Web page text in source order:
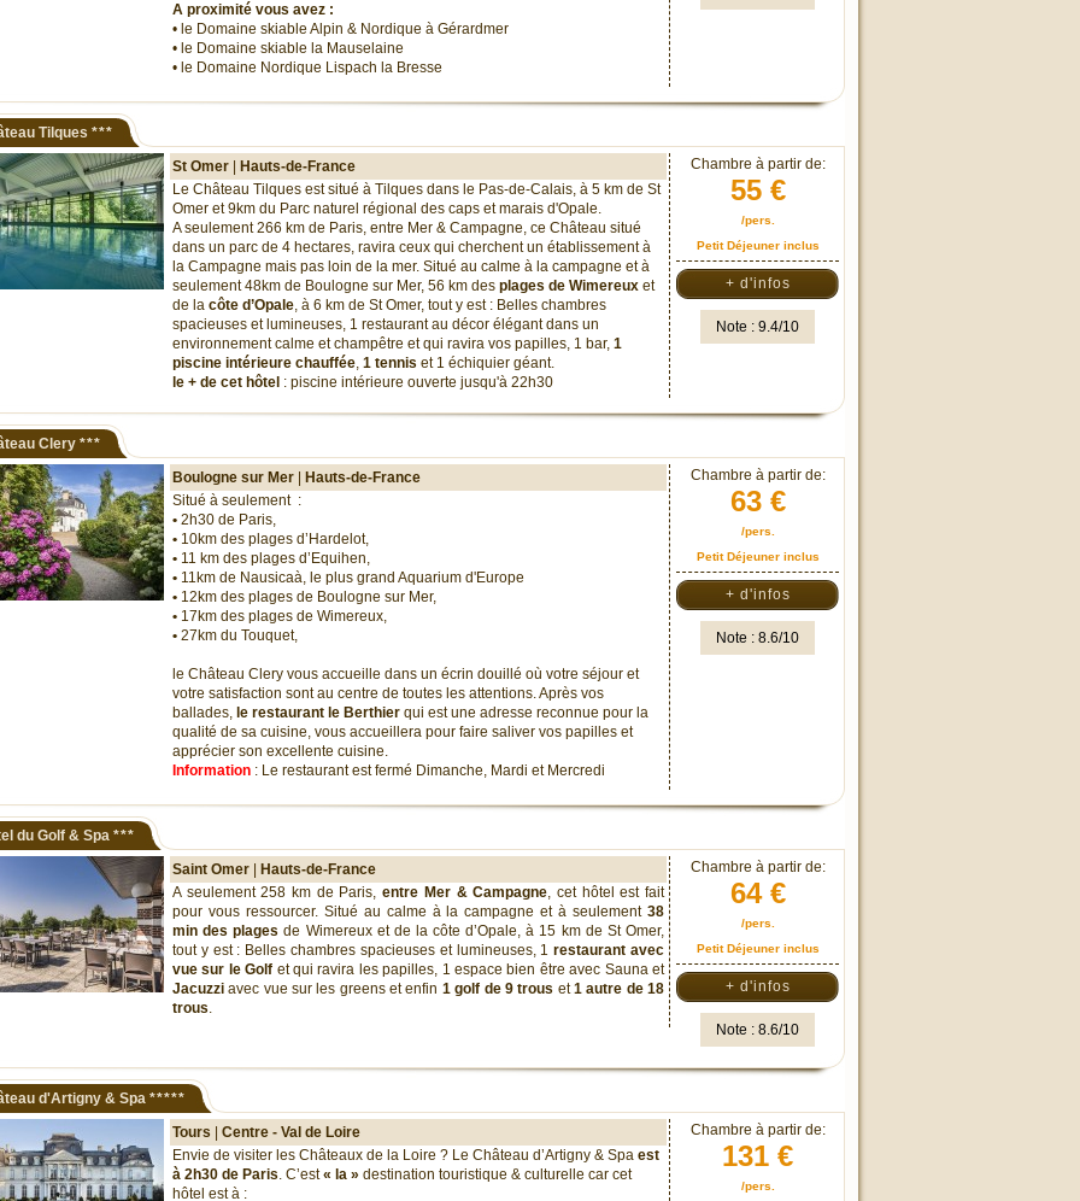
A proximité vous avez :
• le Domaine skiable Alpin & Nordique à Gérardmer
• le Domaine skiable la Mauselaine
• le Domaine Nordique Lispach la Bresse
Tilques ***
St Omer
Hauts-de-France
Le Château Tilques est situé à Tilques dans le Pas-de-Calais, à 5 km de St
Omer et 9km du Parc naturel régional des caps et marais d'Opale.
A seulement 266 km de Paris, entre Mer & Campagne, ce Château situé
dans un parc de 4 hectares, ravira ceux qui cherchent un établissement à
la Campagne mais pas loin de la mer. Situé au calme à la campagne et à
seulement 48km de Boulogne sur Mer, 56 km des plages de Wimereux et
de la côte d’Opale, à 6 km de St Omer, tout y est : Belles chambres
spacieuses et lumineuses, 1 restaurant au décor élégant dans un
environnement calme et champêtre et qui ravira vos papilles, 1 bar, 1
piscine intérieure chauffée, 1 tennis et 1 échiquier géant.
le + de cet hôtel : piscine intérieure ouverte jusqu'à 22h30
Chambre à partir de:
55 €
/pers.
Petit Déjeuner inclus
+ d'infos
Note : 9.4/10
Clery ***
Boulogne sur Mer
Hauts-de-France
Situé à seulement :
• 2h30 de Paris,
• 10km des plages d’Hardelot,
• 11 km des plages d’Equihen,
• 11km de Nausicaà, le plus grand Aquarium d'Europe
• 12km des plages de Boulogne sur Mer,
• 17km des plages de Wimereux,
• 27km du Touquet,
le Château Clery vous accueille dans un écrin douillé où votre séjour et
votre satisfaction sont au centre de toutes les attentions. Après vos
ballades, le restaurant le Berthier qui est une adresse reconnue pour la
qualité de sa cuisine, vous accueillera pour faire saliver vos papilles et
apprécier son excellente cuisine.
Information : Le restaurant est fermé Dimanche, Mardi et Mercredi
Chambre à partir de:
63 €
/pers.
Petit Déjeuner inclus
+ d'infos
Note : 8.6/10
du Golf & Spa ***
Saint Omer
Hauts-de-France
A seulement 258 km de Paris,entre Mer & Campagne, cet hôtel est fait
pour vous ressourcer. Situé au calme à la campagne et à seulement 38
min des plages de Wimereux et de la côte d’Opale, à 15 km de St Omer,
tout y est : Belles chambres spacieuses et lumineuses, 1restaurant avec
vue sur le Golf et qui ravira les papilles, 1 espace bien être avec Sauna et
Jacuzzi avec vue sur les greens et enfin 1 golf de 9 trous et1 autre de 18
trous.
Chambre à partir de:
64 €
/pers.
Petit Déjeuner inclus
+ d'infos
Note : 8.6/10
d'Artigny & Spa *****
Tours
Centre - Val de Loire
Envie de visiter les Châteaux de la Loire ? Le Château d’Artigny & Spa est
à 2h30 de Paris. C’est« la » destination touristique & culturelle car cet
hôtel est à :
Chambre à partir de:
131 €
/pers.